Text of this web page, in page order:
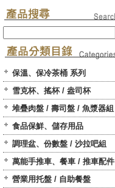
保溫、保冷茶桶 系列
雪克杯、搖杯 / 盎司杯
堆疊肉盤 / 壽司盤 / 魚漿器組
食品保鮮、儲存用品
調理盆、份數盤 / 沙拉吧組
萬能手推車、餐車 / 推車配件
營業用托盤 / 自助餐盤